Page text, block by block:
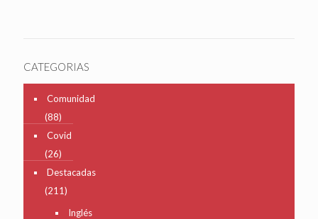
CATEGORIAS
Comunidad
(88)
Covid
(26)
Destacadas
(211)
Inglés